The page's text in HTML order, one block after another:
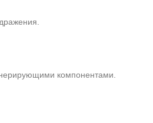
компонентами.